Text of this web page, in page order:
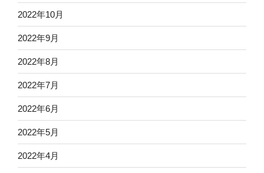
2022年10月
2022年9月
2022年8月
2022年7月
2022年6月
2022年5月
2022年4月